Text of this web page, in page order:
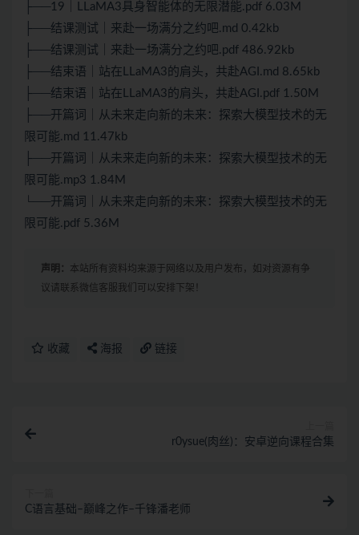
├──19｜LLaMA3具身智能体的无限潜能.pdf 6.03M
├──结课测试｜来赴一场满分之约吧.md 0.42kb
├──结课测试｜来赴一场满分之约吧.pdf 486.92kb
├──结束语｜站在LLaMA3的肩头，共赴AGI.md 8.65kb
├──结束语｜站在LLaMA3的肩头，共赴AGI.pdf 1.50M
├──开篇词｜从未来走向新的未来：探索大模型技术的无
限可能.md 11.47kb
├──开篇词｜从未来走向新的未来：探索大模型技术的无
限可能.mp3 1.84M
└──开篇词｜从未来走向新的未来：探索大模型技术的无
限可能.pdf 5.36M
声明： 本站所有资料均来源于网络以及用户发布，如对资源有争
议请联系微信客服我们可以安排下架！
收藏 海报 链接
r0ysue(肉丝)：安卓逆向课程合集
C语言基础–巅峰之作–千锋潘老师